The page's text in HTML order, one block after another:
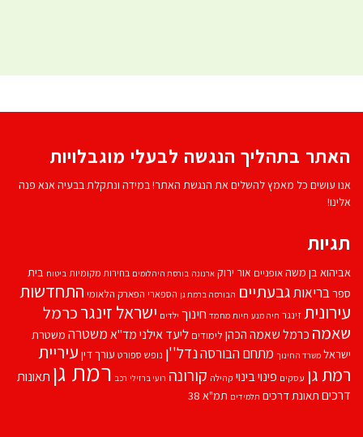
האתר בתהליך הנגשה לבעלי מוגבלויות
אנו עושים כל מאמץ להשלים את הנגשת האתר! במידה ונתקלת בבעיה אנא פנה
אלינו!
תגיות
אביהוא בן משהאופניים אור ירוק ארנונה בורסת היהלומים בחירות מקומיות ביטוח בית
ספרבריאותגבעתיים הבורסה ברמת גן הספארי הפארק הלאומי התחדשות
עירוניתזינגר חיה מנע חיות מחמד חינוך ילדים ישראל זינגרכרמל
שאמה כרמל שאמה הכהן לימודים ליעד אילנימד''אמשטרה משטרת
ישראל משרד החינוך מתחם הבורסהנדל''ן נופש ספורט עורך דין עיריית
רמת גן עסקים פינוי בינוי קהילה קורונה רועי ברזילי רכב רמת גן תאונות
דרכים תאונת דרכים תלמידים תמ"א 38